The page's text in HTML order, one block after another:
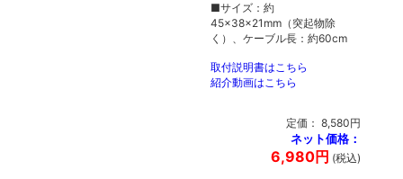
■サイズ：約
45×38×21mm（突起物除
く）、ケーブル長：約60cm
取付説明書はこちら
紹介動画はこちら
定価： 8,580円
ネット価格：
6,980円 (税込)